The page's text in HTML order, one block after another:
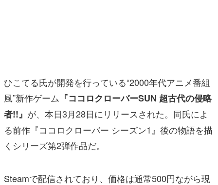
その他
電ファミニコゲーマーとは？
運営：株式会社マレ
ひこてる氏が開発を行っている“2000年代アニメ番組
風”新作ゲーム 『ココロクローバーSUN 超古代の侵略
者!!』 が、本日3月28日にリリースされた。同氏によ
る前作『ココロクローバー シーズン1』後の物語を描
くシリーズ第2弾作品だ。
Steamで配信されており、価格は通常500円ながら現